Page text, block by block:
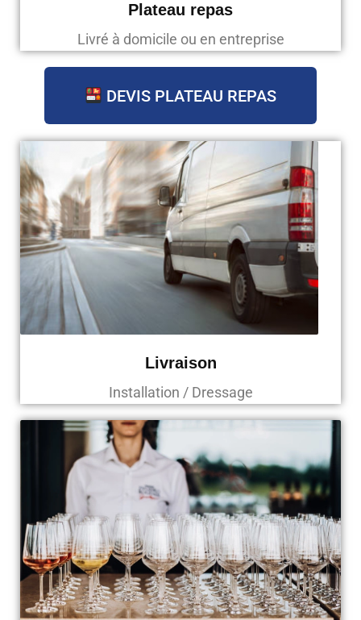
Plateau repas
Livré à domicile ou en entreprise
DEVIS PLATEAU REPAS
Livraison
Installation / Dressage